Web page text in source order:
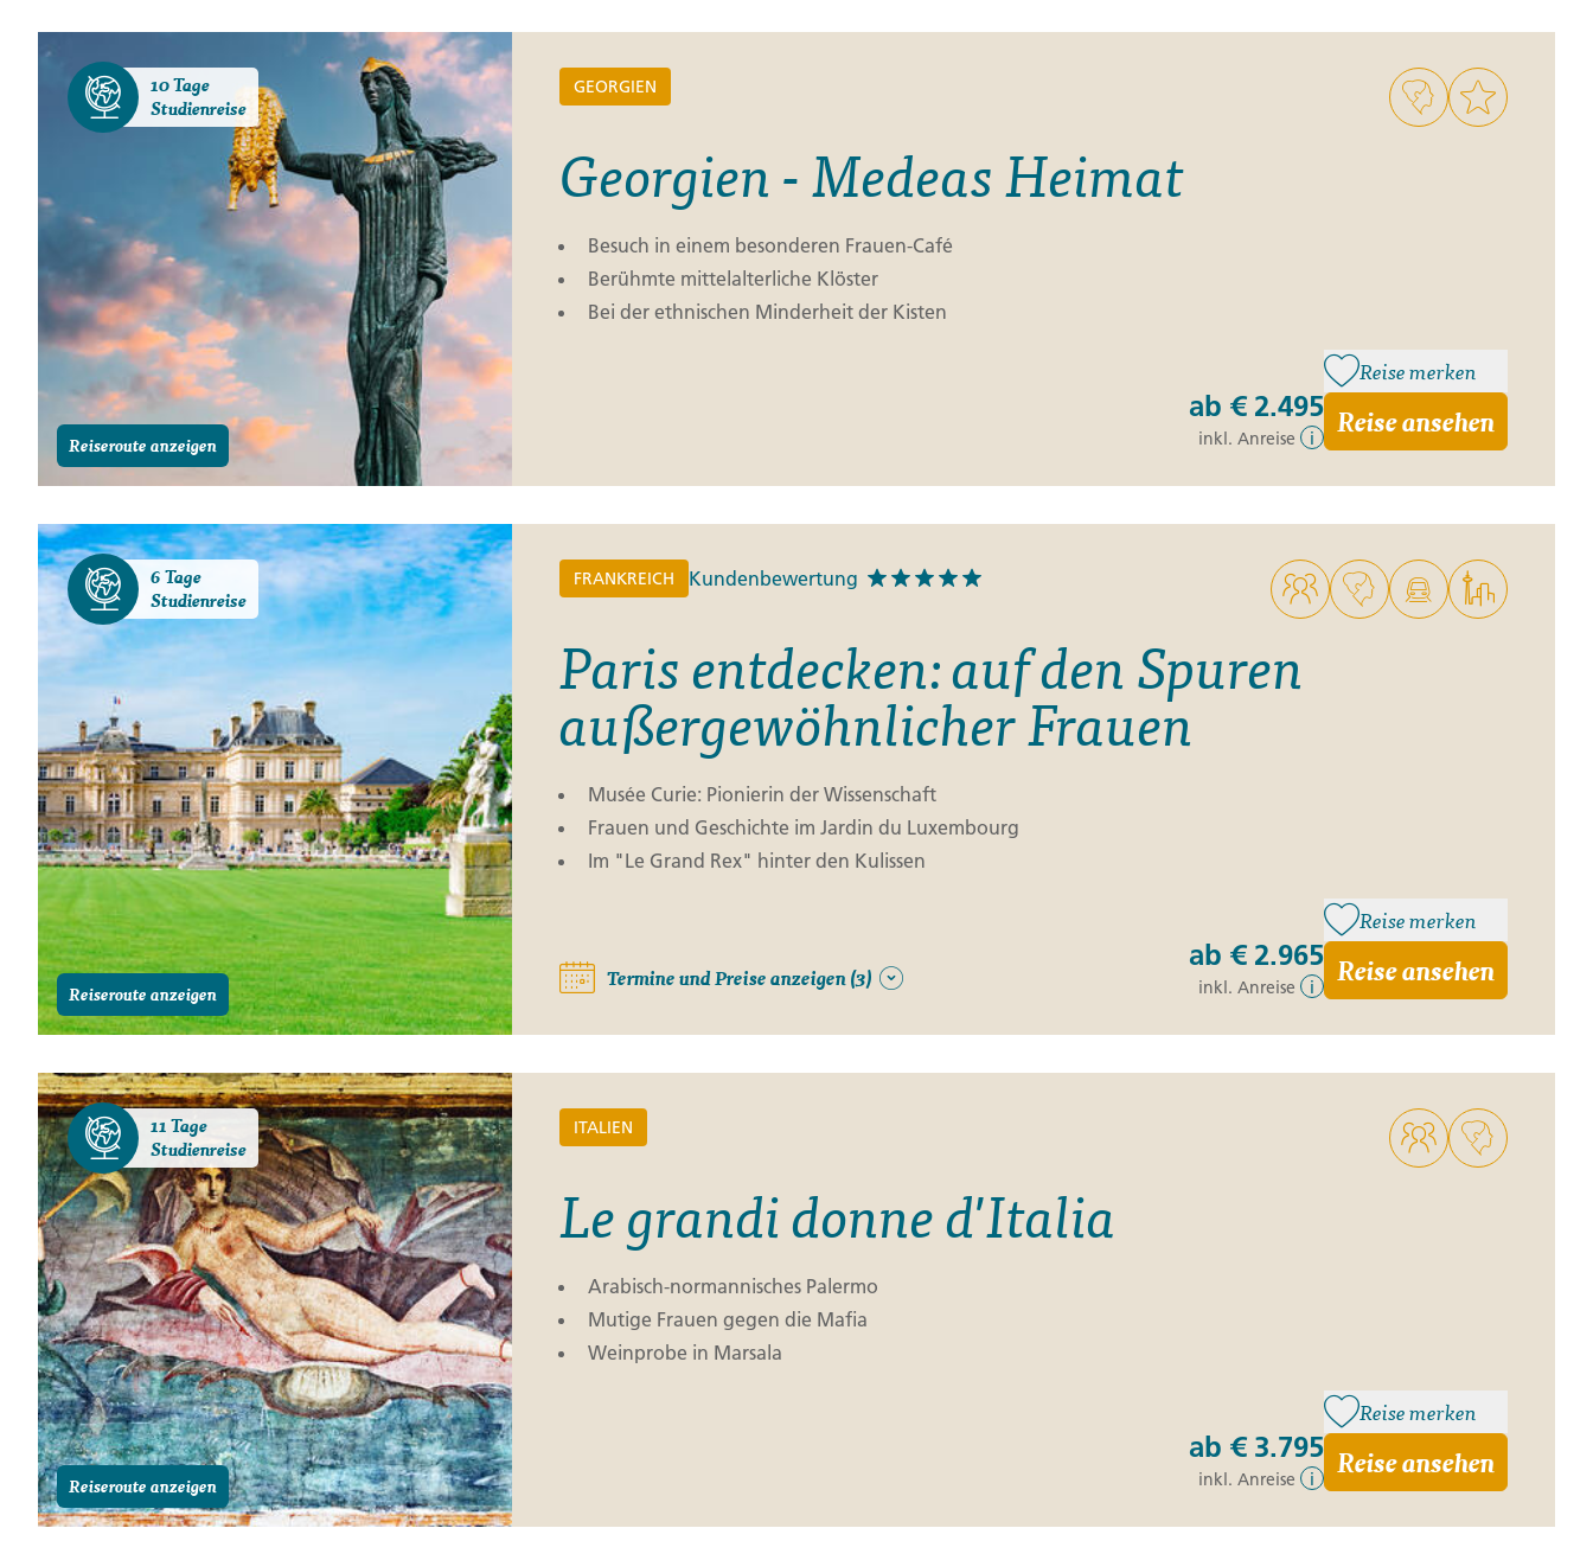
Finnland
Montenegro
Zypern
Reisefinder öffnen
Messen und Veranstaltungen
Notfallteam und
Krisenmanagement
→ Beratung
10 Tage
Studienreise
Reiseroute anzeigen
GEORGIEN
Georgien - Medeas Heimat
Besuch in einem besonderen Frauen-Café
Berühmte mittelalterliche Klöster
Bei der ethnischen Minderheit der Kisten
ab € 2.495
inkl. Anreise i
Reise merken
Reise ansehen
6 Tage
Studienreise
Reiseroute anzeigen
FRANKREICH Kundenbewertung
Paris entdecken: auf den Spuren
außergewöhnlicher Frauen
Musée Curie: Pionierin der Wissenschaft
Frauen und Geschichte im Jardin du Luxembourg
Im "Le Grand Rex" hinter den Kulissen
Termine und Preise anzeigen (3)
ab € 2.965
inkl. Anreise i
Reise merken
Reise ansehen
11 Tage
Studienreise
Reiseroute anzeigen
ITALIEN
Le grandi donne d'Italia
Arabisch-normannisches Palermo
Mutige Frauen gegen die Mafia
Weinprobe in Marsala
ab € 3.795
inkl. Anreise i
Reise merken
Reise ansehen